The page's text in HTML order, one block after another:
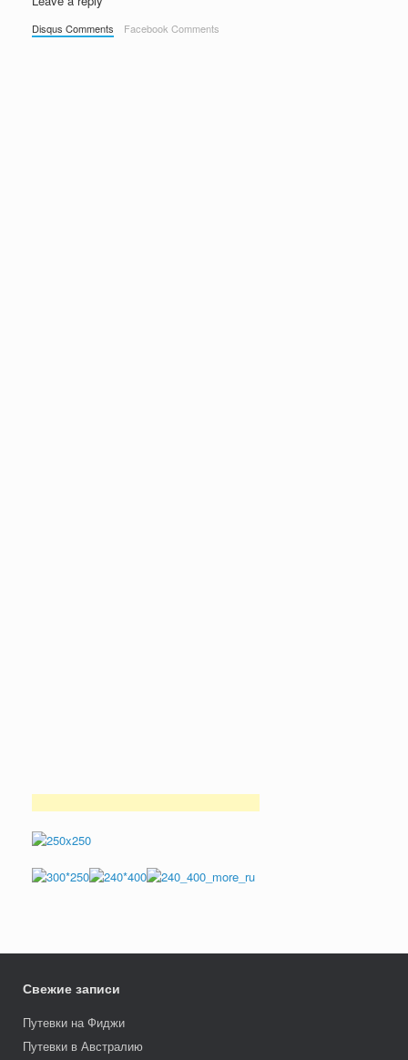
Disqus Comments Facebook Comments
Свежие записи
Путевки на Фиджи
Путевки в Австралию